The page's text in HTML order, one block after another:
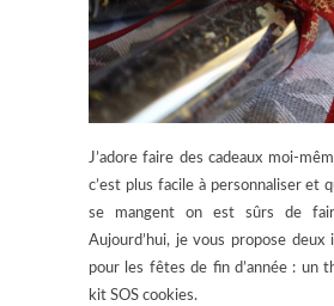
J’adore faire des cadeaux moi-
c’est plus facile à personnaliser et
se mangent on est sûrs de
Aujourd’hui, je vous propose deux
pour les fêtes de fin d’année : un
kit SOS cookies.